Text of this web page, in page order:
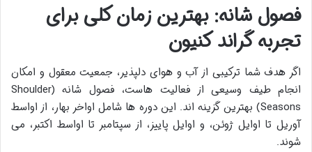
فصول شانه: بهترین زمان کلی برای
تجربه گراند کنیون
اگر هدف شما ترکیبی از آب و هوای دلپذیر، جمعیت معقول و امکان
انجام طیف وسیعی از فعالیت هاست، فصول شانه (Shoulder
Seasons) بهترین گزینه اند. این دوره ها شامل اواخر بهار، از اواسط
آوریل تا اوایل ژوئن، و اوایل پاییز، از سپتامبر تا اواسط اکتبر، می
شوند.